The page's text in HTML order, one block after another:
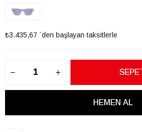
₺3.435,67 `den başlayan taksitlerle